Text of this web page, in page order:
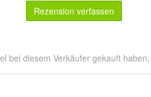
Rezension verfassen
bei diesem Verkäufer gekauft